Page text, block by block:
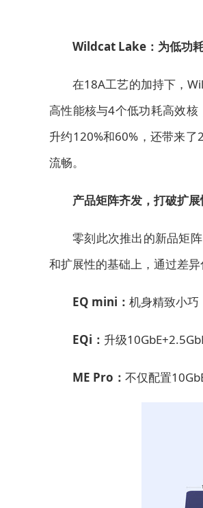
Wildcat Lake：为低功
在18A工艺的加持下，
高性能核与4个低功耗高效
升约120%和60%，还带来
流畅。
产品矩阵齐发，打破扩
零刻此次推出的新品矩
和扩展性的基础上，通过差
EQ mini： 机身精致小巧
EQi： 升级
ME Pro： 不仅配置